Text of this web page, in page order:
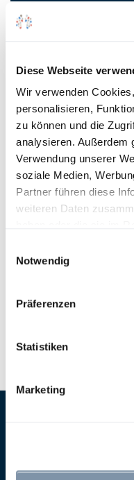
Diese Webseite
Wir verwenden
personalisieren,
zu können und die
analysieren. Außerdem
Verwendung unserer
soziale Medien,
Partner führen diese
weiteren Daten
Notwendig
Präferenzen
Statistiken
Marketing
Sofort verfügbar, Lieferzeit
* Gilt für Lieferungen
Länder entnehmen Sie bitte
Technische
Hinweis zur
Umweltverträglichkeit